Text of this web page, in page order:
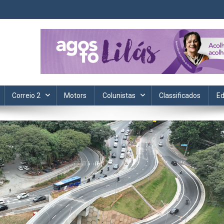
Informação, política, saúde, economia, esportes e cotidiano.
Correio 2 Motors Colunistas Classificados